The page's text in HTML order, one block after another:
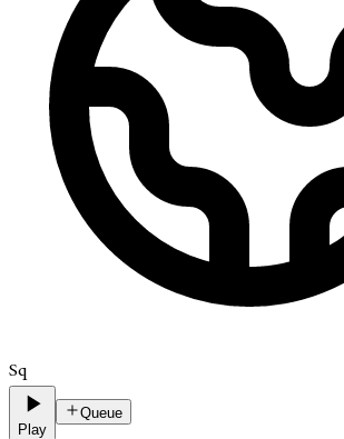
Sq
Play
Queue